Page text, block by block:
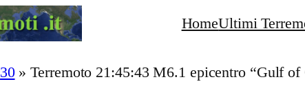
HomeUltimi
30»Terremoto 21:45:43 M6.1 epicentro “Gulf